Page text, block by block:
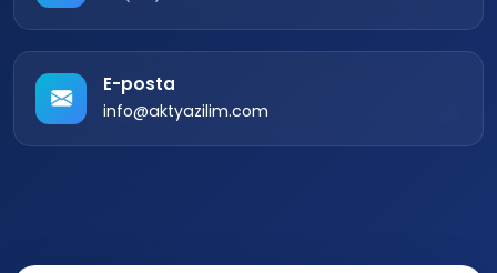
E-posta
info@aktyazilim.com